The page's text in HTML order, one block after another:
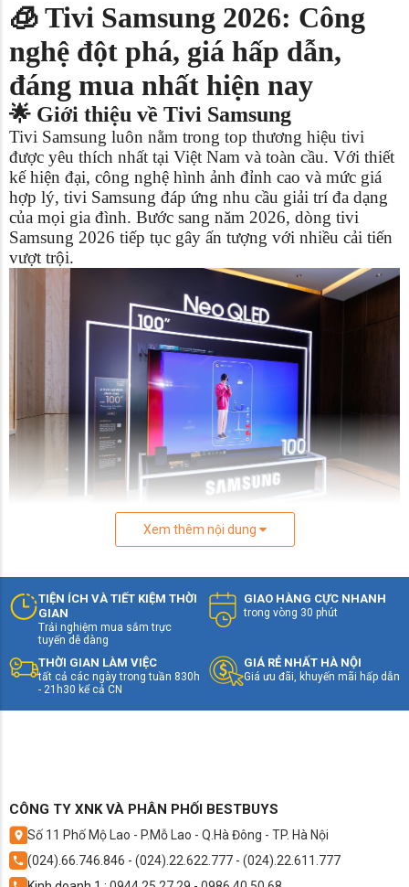
🧊 Tivi Samsung 2026: Công
nghệ đột phá, giá hấp dẫn,
đáng mua nhất hiện nay
🌟 Giới thiệu về Tivi Samsung
Tivi Samsung luôn nằm trong top thương hiệu tivi
được yêu thích nhất tại Việt Nam và toàn cầu. Với thiết
kế hiện đại, công nghệ hình ảnh đỉnh cao và mức giá
hợp lý, tivi Samsung đáp ứng nhu cầu giải trí đa dạng
của mọi gia đình. Bước sang năm 2026, dòng tivi
Samsung 2026 tiếp tục gây ấn tượng với nhiều cải tiến
vượt trội.
>>> Có thể bạn quan tâm: Tivi Samsung
⚡ Tivi Samsung 2026 có gì mới?
Năm 2026, Samsung trình làng loạt sản phẩm tivi mới
với những nâng cấp đáng chú ý:
Xem thêm nội dung
TIỆN ÍCH VÀ TIẾT KIỆM THỜI
GIAN
Trải nghiệm mua sắm trực
tuyến dễ dàng
GIAO HÀNG CỰC NHANH
trong vòng 30 phút
THỜI GIAN LÀM VIỆC
tất cả các ngày trong tuần 830h
- 21h30 kể cả CN
GIÁ RẺ NHẤT HÀ NỘI
Giá ưu đãi, khuyến mãi hấp dẫn
CÔNG TY XNK VÀ PHÂN PHỐI BESTBUYS
Số 11 Phố Mộ Lao - P.Mỗ Lao - Q.Hà Đông - TP. Hà Nội
(024).66.746.846 - (024).22.622.777 - (024).22.611.777